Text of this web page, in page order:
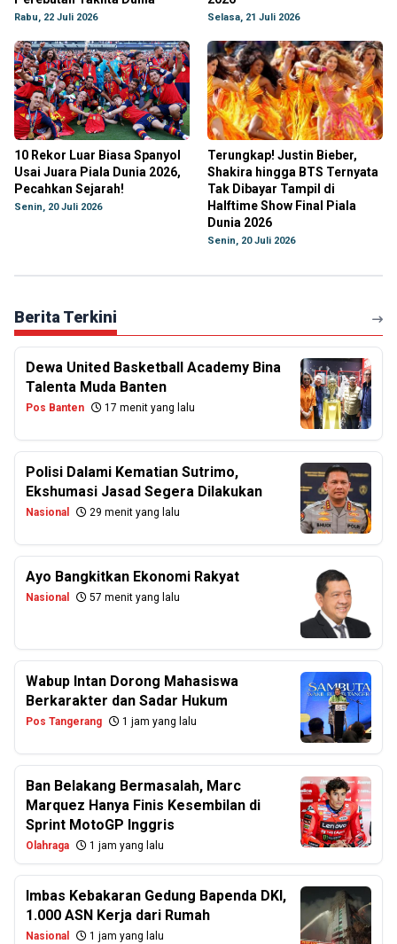
Rabu, 22 Juli 2026 Selasa, 21 Juli 2026
10 Rekor Luar Biasa Spanyol
Usai Juara Piala Dunia 2026,
Pecahkan Sejarah!
Senin, 20 Juli 2026
Terungkap! Justin Bieber,
Shakira hingga BTS Ternyata
Tak Dibayar Tampil di
Halftime Show Final Piala
Dunia 2026
Senin, 20 Juli 2026
Berita Terkini
Dewa United Basketball Academy Bina
Talenta Muda Banten
Pos Banten 17 menit yang lalu
Polisi Dalami Kematian Sutrimo,
Ekshumasi Jasad Segera Dilakukan
Nasional 29 menit yang lalu
Ayo Bangkitkan Ekonomi Rakyat
Nasional 57 menit yang lalu
Wabup Intan Dorong Mahasiswa
Berkarakter dan Sadar Hukum
Pos Tangerang 1 jam yang lalu
Ban Belakang Bermasalah, Marc
Marquez Hanya Finis Kesembilan di
Sprint MotoGP Inggris
Olahraga 1 jam yang lalu
Imbas Kebakaran Gedung Bapenda DKI,
1.000 ASN Kerja dari Rumah
Nasional 1 jam yang lalu